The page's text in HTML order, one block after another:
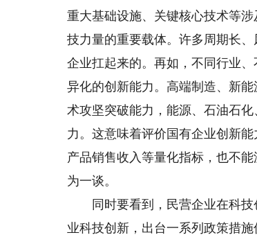
重大基础设施、关键核心技术等
技力量的重要载体。许多周期长
企业扛起来的。再如，不同行业
异化的创新能力。高端制造、新
术攻坚突破能力，能源、石油石
力。这意味着评价国有企业创新
产品销售收入等量化指标，也不
为一谈。
同时要看到，民营企业在科技
业科技创新，出台一系列政策措